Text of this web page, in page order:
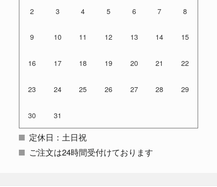
2 3 4 5 6 7 8
9 10 11 12 13 14 15
16 17 18 19 20 21 22
23 24 25 26 27 28 29
30 31
定休日：土日祝
ご注文は24時間受付けております